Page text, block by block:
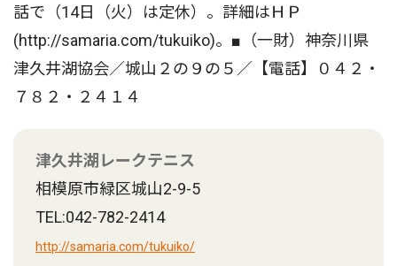
話で（14日（火）は定休）。詳細はＨＰ
(http://samaria.com/tukuiko)。■（一財）神奈川県
津久井湖協会／城山２の９の５／【電話】０４２・
７８２・２４１４
津久井湖レークテニス
相模原市緑区城山2-9-5
TEL:042-782-2414
http://samaria.com/tukuiko/